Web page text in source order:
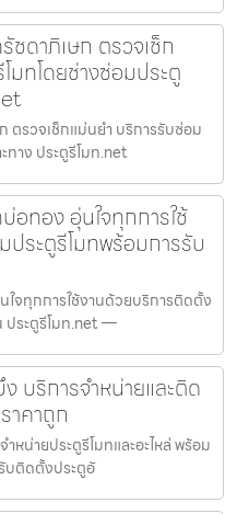
ชดาภิเษก ตรวจเช็ก
มทโดยช่างซ่อมประตู
ตรวจเช็กแม่นยำ บริการรับซ่อม
ทาง ประตูรีโมท.net
อทอง อุ่นใจทุกการใช้
ระตูรีโมทพร้อมการรับ
ใจทุกการใช้งานด้วยบริการติดตั้ง
ประตูรีโมท.net —
บริการจำหน่ายและติด
าคาถูก
น่ายประตูรีโมทและอะไหล่ พร้อม
บติดตั้งประตูอั